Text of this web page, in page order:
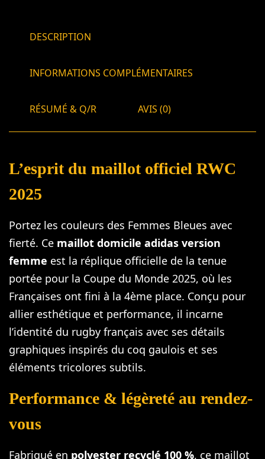
DESCRIPTION
INFORMATIONS COMPLÉMENTAIRES
RÉSUMÉ & Q/R AVIS (0)
L’esprit du maillot officiel RWC
2025
Portez les couleurs des Femmes Bleues avec
fierté. Ce maillot domicile adidas version
femme est la réplique officielle de la tenue
portée pour la Coupe du Monde 2025, où les
Françaises ont fini à la 4ème place. Conçu pour
allier esthétique et performance, il incarne
l’identité du rugby français avec ses détails
graphiques inspirés du coq gaulois et ses
éléments tricolores subtils.
Performance & légèreté au rendez-
vous
Fabriqué en polyester recyclé 100 %, ce maillot